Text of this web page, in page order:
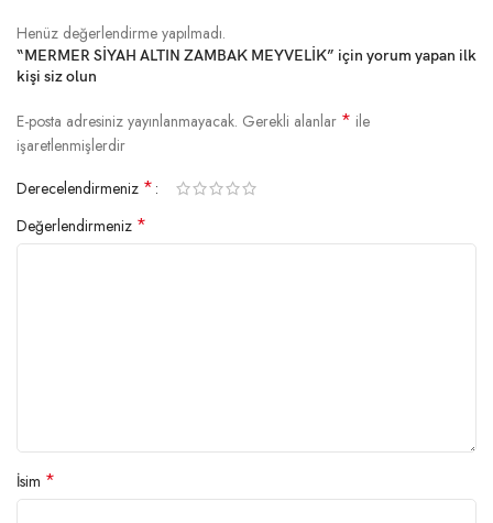
Henüz değerlendirme yapılmadı.
“MERMER SİYAH ALTIN ZAMBAK MEYVELİK” için yorum yapan ilk
kişi siz olun
E-posta adresiniz yayınlanmayacak. Gerekli alanlar * ile
işaretlenmişlerdir
Derecelendirmeniz *
Değerlendirmeniz *
İsim *